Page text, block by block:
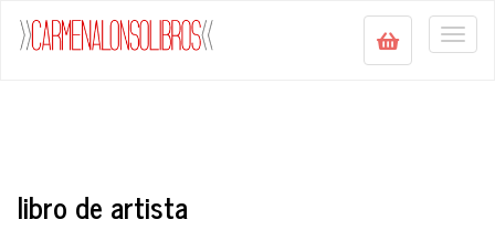
libro de artista